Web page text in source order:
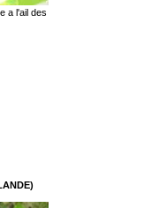
a l'ail des